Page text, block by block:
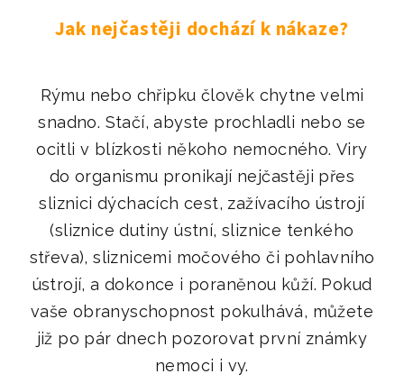
Jak nejčastěji dochází k nákaze?
Rýmu nebo chřipku člověk chytne velmi
snadno. Stačí, abyste prochladli nebo se
ocitli v blízkosti někoho nemocného. Viry
do organismu pronikají nejčastěji přes
sliznici dýchacích cest, zažívacího ústrojí
(sliznice dutiny ústní, sliznice tenkého
střeva), sliznicemi močového či pohlavního
ústrojí, a dokonce i poraněnou kůží. Pokud
vaše obranyschopnost pokulhává, můžete
již po pár dnech pozorovat první známky
nemoci i vy.